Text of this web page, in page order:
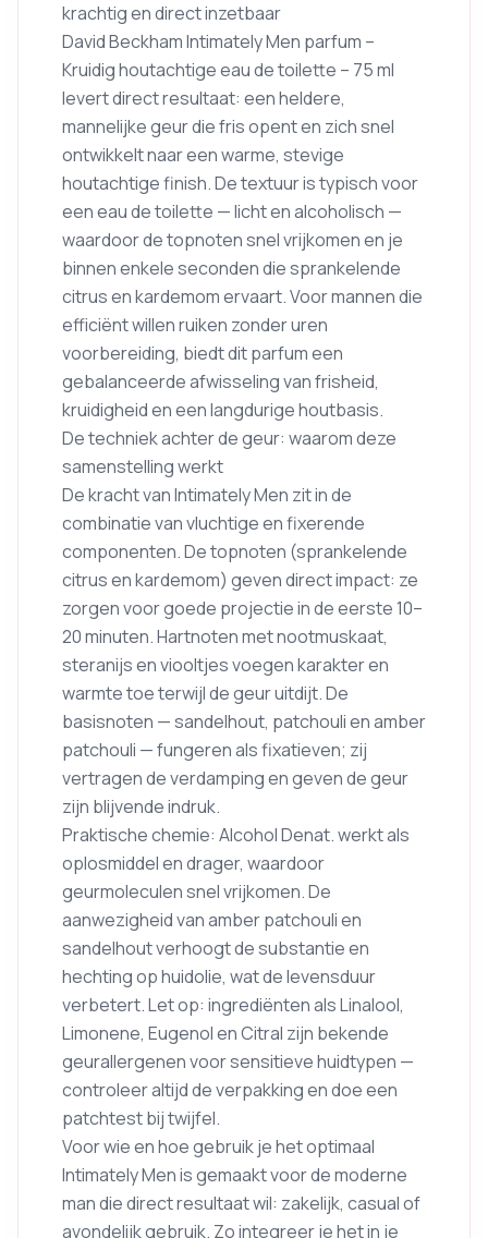
krachtig en direct inzetbaar
David Beckham Intimately Men parfum –
Kruidig houtachtige eau de toilette – 75 ml
levert direct resultaat: een heldere,
mannelijke geur die fris opent en zich snel
ontwikkelt naar een warme, stevige
houtachtige finish. De textuur is typisch voor
een eau de toilette — licht en alcoholisch —
waardoor de topnoten snel vrijkomen en je
binnen enkele seconden die sprankelende
citrus en kardemom ervaart. Voor mannen die
efficiënt willen ruiken zonder uren
voorbereiding, biedt dit parfum een
gebalanceerde afwisseling van frisheid,
kruidigheid en een langdurige houtbasis.
De techniek achter de geur: waarom deze
samenstelling werkt
De kracht van Intimately Men zit in de
combinatie van vluchtige en fixerende
componenten. De topnoten (sprankelende
citrus en kardemom) geven direct impact: ze
zorgen voor goede projectie in de eerste 10–
20 minuten. Hartnoten met nootmuskaat,
steranijs en viooltjes voegen karakter en
warmte toe terwijl de geur uitdijt. De
basisnoten — sandelhout, patchouli en amber
patchouli — fungeren als fixatieven; zij
vertragen de verdamping en geven de geur
zijn blijvende indruk.
Praktische chemie: Alcohol Denat. werkt als
oplosmiddel en drager, waardoor
geurmoleculen snel vrijkomen. De
aanwezigheid van amber patchouli en
sandelhout verhoogt de substantie en
hechting op huidolie, wat de levensduur
verbetert. Let op: ingrediënten als Linalool,
Limonene, Eugenol en Citral zijn bekende
geurallergenen voor sensitieve huidtypen —
controleer altijd de verpakking en doe een
patchtest bij twijfel.
Voor wie en hoe gebruik je het optimaal
Intimately Men is gemaakt voor de moderne
man die direct resultaat wil: zakelijk, casual of
avondelijk gebruik. Zo integreer je het in je